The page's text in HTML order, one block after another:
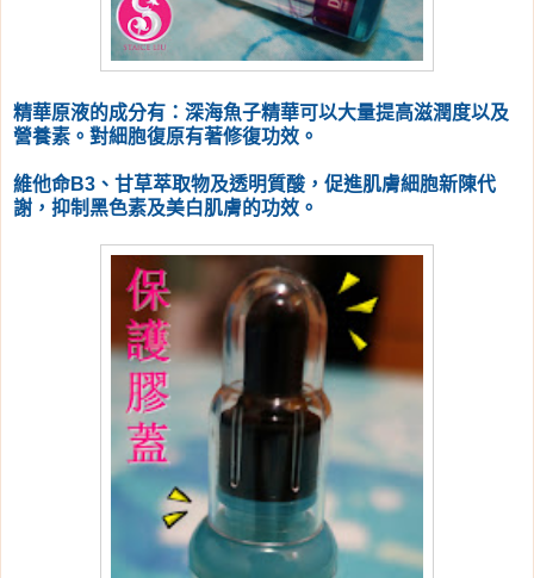
精華原液的成分有：深海魚子精華可以大量提高滋潤度以及
營養素。對細胞復原有著修復功效。
維他命B3、甘草萃取物及透明質酸，促進肌膚細胞新陳代
謝，抑制黑色素及美白肌膚的功效。